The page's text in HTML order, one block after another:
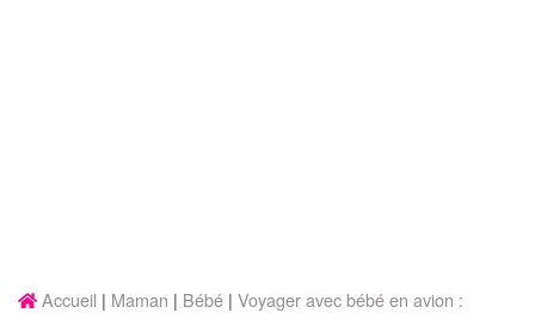
Accueil Maman Bébé Voyager avec bébé en avion :